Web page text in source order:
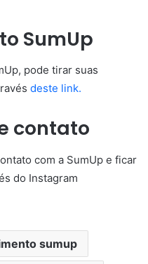
SumUp
pode tirar suas
deste link.
contato
com a SumUp e ficar
do Instagram
sumup